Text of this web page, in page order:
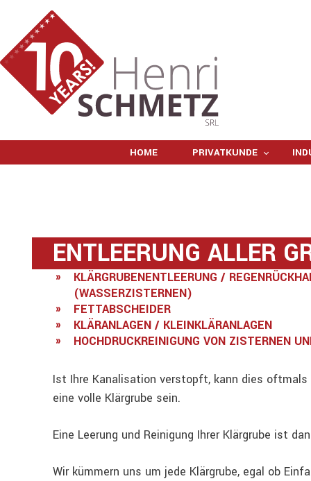
HOME PRIVATKUNDE
ENTLEERUNG ALLER
KLÄRGRUBENENTLEERUNG /
(WASSERZISTERNEN)
FETTABSCHEIDER
KLÄRANLAGEN / KLEINKLÄRANLAGEN
HOCHDRUCKREINIGUNG VON ZISTERNEN
Ist Ihre Kanalisation verstopft, kann dies
eine volle Klärgrube sein.
Eine Leerung und Reinigung Ihrer Klärgrube ist
Wir kümmern uns um jede Klärgrube, egal ob